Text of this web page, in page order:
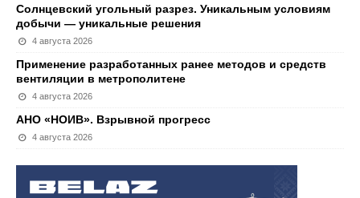
Солнцевский угольный разрез. Уникальным условиям
добычи — уникальные решения
4 августа 2026
Применение разработанных ранее методов и средств
вентиляции в метрополитене
4 августа 2026
АНО «НОИВ». Взрывной прогресс
4 августа 2026